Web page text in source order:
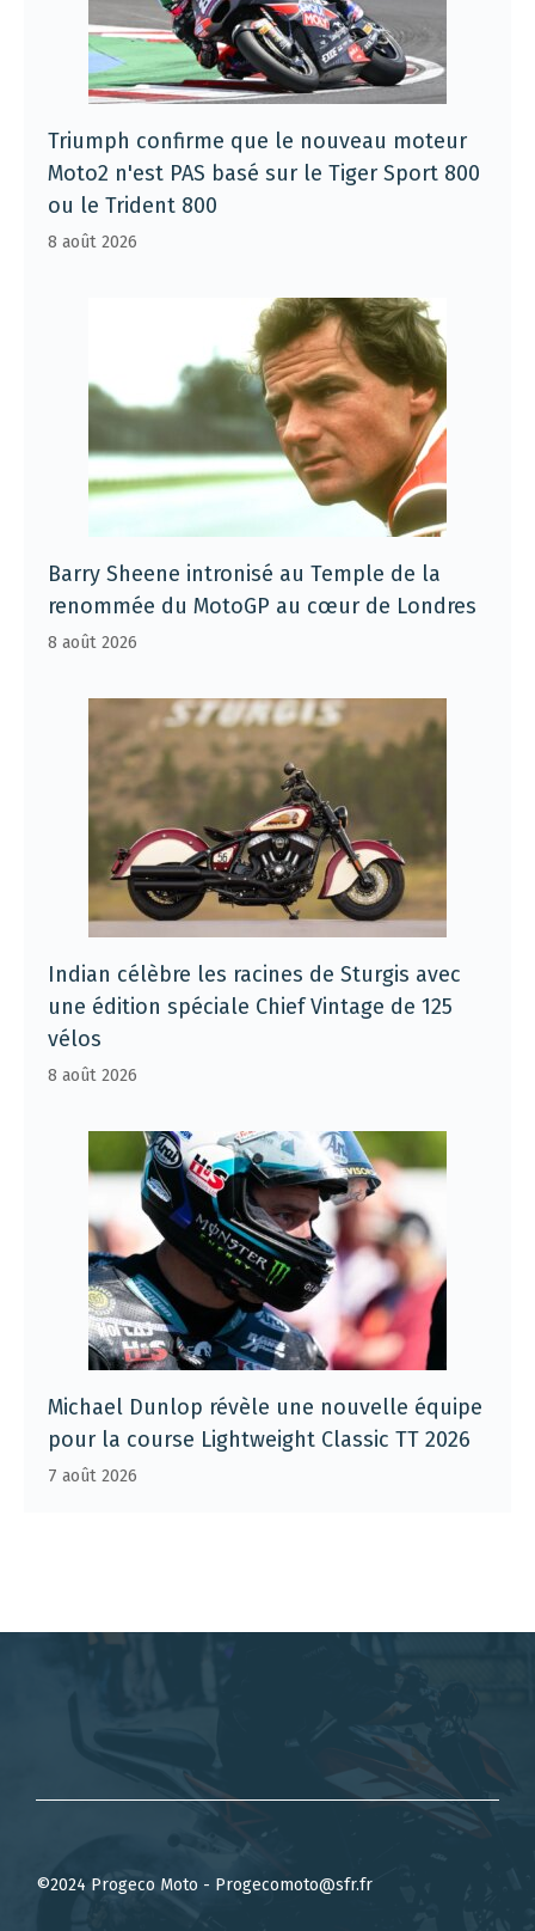
Triumph confirme que le nouveau moteur
Moto2 n'est PAS basé sur le Tiger Sport 800
ou le Trident 800
8 août 2026
Barry Sheene intronisé au Temple de la
renommée du MotoGP au cœur de Londres
8 août 2026
Indian célèbre les racines de Sturgis avec
une édition spéciale Chief Vintage de 125
vélos
8 août 2026
Michael Dunlop révèle une nouvelle équipe
pour la course Lightweight Classic TT 2026
7 août 2026
©2024 Progeco Moto - Progecomoto@sfr.fr